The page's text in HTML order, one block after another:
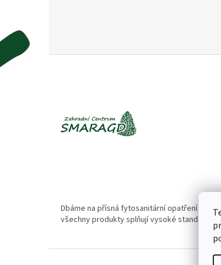
Z
Dbáme na přísná fytosanitární opatření 🌱.
všechny produkty splňují vysoké standardy